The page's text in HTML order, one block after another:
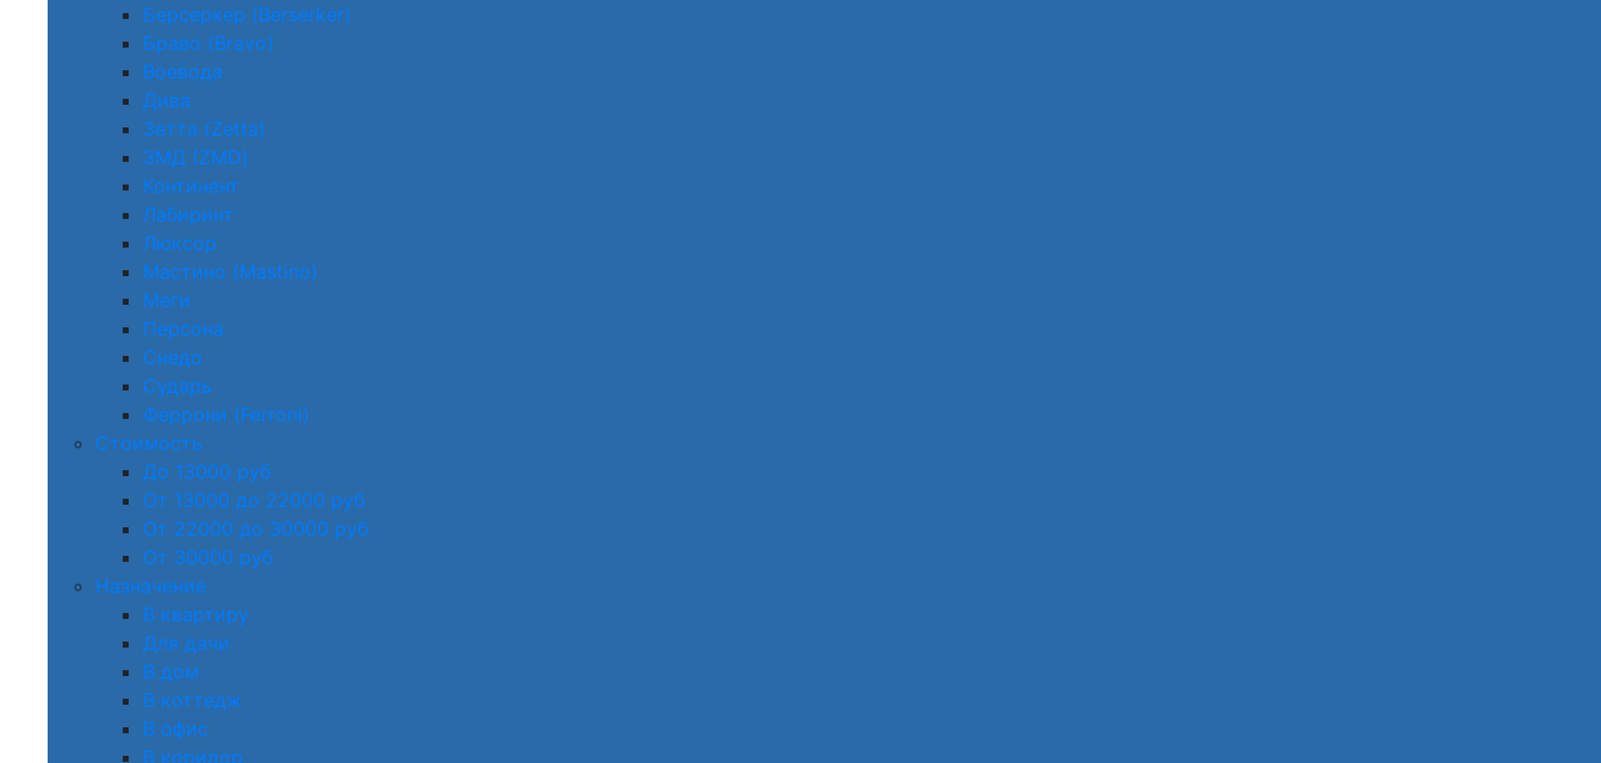
Берсеркер (Berserker)
Браво (Bravo)
Воевода
Дива
Зетта (Zetta)
ЗМД (ZMD)
Континент
Лабиринт
Люксор
Мастино (Mastino)
Меги
Персона
Снедо
Сударь
Феррони (Ferroni)
Стоимость
До 13000 руб
От 13000 до 22000 руб
От 22000 до 30000 руб
От 30000 руб
Назначение
В квартиру
Для дачи
В дом
В коттедж
В офис
В коридор